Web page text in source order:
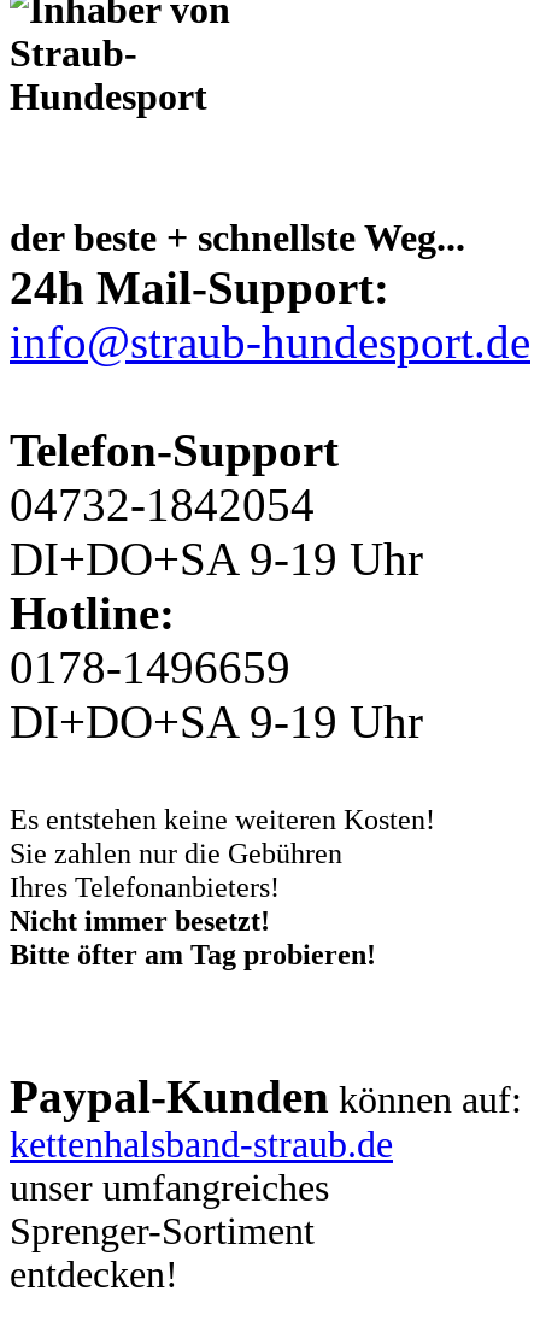
der beste + schnellste Weg...
24h Mail-Support:
info@straub-hundesport.de
Telefon-Support
04732-1842054
DI+DO+SA 9-19 Uhr
Hotline:
0178-1496659
DI+DO+SA 9-19 Uhr
Es entstehen keine weiteren Kosten!
Sie zahlen nur die Gebühren
Ihres Telefonanbieters!
Nicht immer besetzt!
Bitte öfter am Tag probieren!
Paypal-Kunden können auf:
kettenhalsband-straub.de
unser umfangreiches
Sprenger-Sortiment
entdecken!